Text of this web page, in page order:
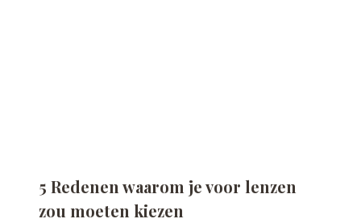
5 Redenen waarom je voor lenzen
zou moeten kiezen